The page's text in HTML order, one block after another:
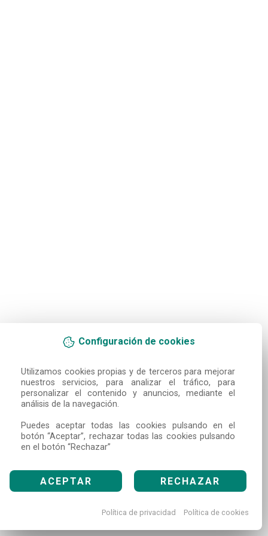
Configuración de cookies
Utilizamos cookies propias y de terceros para mejorar
nuestros servicios, para analizar el tráfico, para
personalizar el contenido y anuncios, mediante el
análisis de la navegación.
Puedes aceptar todas las cookies pulsando en el
botón “Aceptar”, rechazar todas las cookies pulsando
en el botón “Rechazar”
ACEPTAR RECHAZAR
Política de privacidad Política de cookies